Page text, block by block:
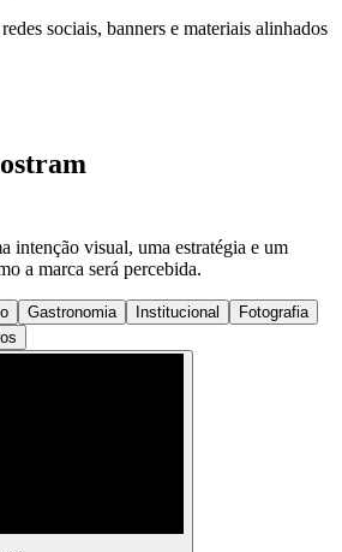
sociais, banners e materiais alinhados
intenção visual, uma estratégia e um
a marca será percebida.
Gastronomia Institucional
Fotografia